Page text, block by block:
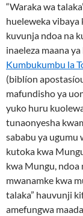
“Waraka wa
hueleweka vibaya
kuvunja ndoa na
inaeleza maana
Kumbukumbu la
(biblíon
mafundisho ya
yuko huru
tunaonyesha
sababu ya ugumu
kutoka kwa
kwa Mungu,
mwanamke kwa
talaka” hauvunji
amefungwa